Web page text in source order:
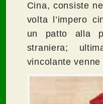
Cina, consiste
volta l’impero
un patto alla
straniera;
vincolante